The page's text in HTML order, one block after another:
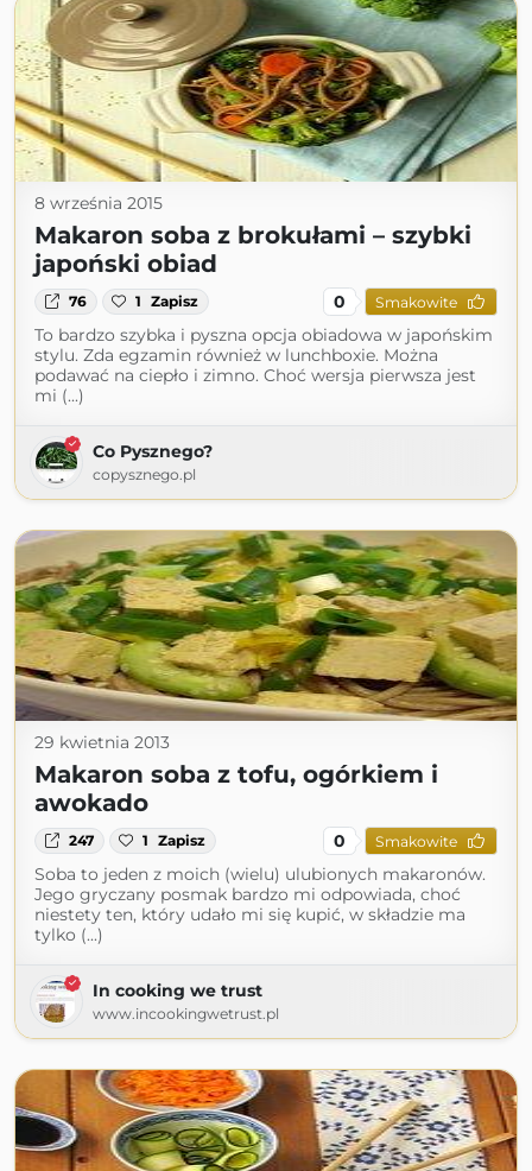
8 września 2015
Makaron soba z brokułami – szybki
japoński obiad
76 1 Zapisz 0 Smakowite
To bardzo szybka i pyszna opcja obiadowa w japońskim
stylu. Zda egzamin również w lunchboxie. Można
podawać na ciepło i zimno. Choć wersja pierwsza jest
mi (...)
Co Pysznego?
copysznego.pl
29 kwietnia 2013
Makaron soba z tofu, ogórkiem i
awokado
247 1 Zapisz 0 Smakowite
Soba to jeden z moich (wielu) ulubionych makaronów.
Jego gryczany posmak bardzo mi odpowiada, choć
niestety ten, który udało mi się kupić, w składzie ma
tylko (...)
In cooking we trust
www.incookingwetrust.pl